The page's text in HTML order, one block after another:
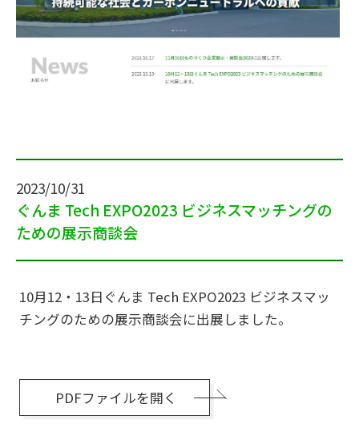
2023/10/31
ぐんま Tech EXPO2023 ビジネスマッチングの
ための展示商談会
10月12・13日ぐんま Tech EXPO2023 ビジネスマッ
チングのための展示商談会に出展しました。
PDFファイルを開く